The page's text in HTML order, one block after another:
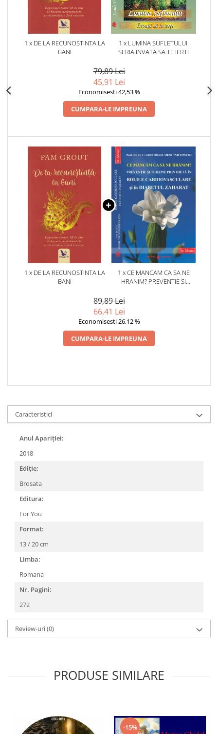
1 x DE LA RECUNOSTINTA LA
BANI
1 x LUMINA SUFLETULUI.
SERIA INVATA SA TE IERTI
79,89 Lei
45,91 Lei
Economisesti 42,53 %
CUMPARA-LE IMPREUNA
1 x DE LA RECUNOSTINTA LA
BANI
1 x CE MANCAM CA SA NE
HRANIM? PREVENTIE SI
CARDIOVASCULARE SI IN
89,89 Lei
66,41 Lei
Economisesti 26,12 %
CUMPARA-LE IMPREUNA
Caracteristici
Anul AparițIei:
2018
EdițIe:
Brosata
Editura:
For You
Format:
13 / 20 cm
Limba:
Romana
Nr. Pagini:
272
Review-uri(0)
PRODUSE SIMILARE
-15%